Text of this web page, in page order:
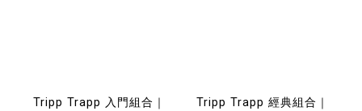
Tripp Trapp 入門組合｜
Tripp Trapp 經典組合｜